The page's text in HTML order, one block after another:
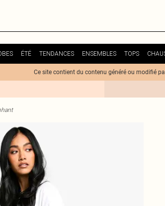
ÉTÉ TENDANCES ENSEMBLES TOPS
Ce site contient du contenu généré ou modifié